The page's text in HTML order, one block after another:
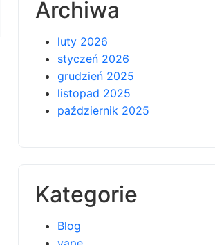
Archiwa
luty 2026
styczeń 2026
grudzień 2025
listopad 2025
październik 2025
Kategorie
Blog